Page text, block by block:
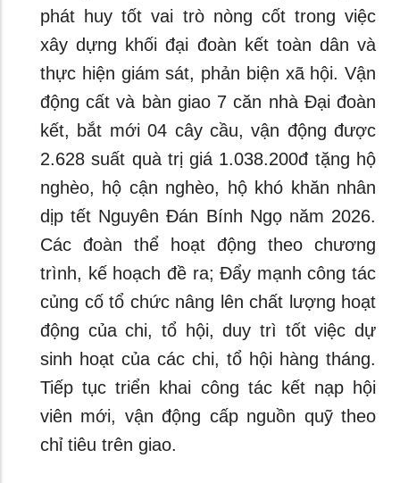
phát huy tốt vai trò nòng cốt trong việc
xây dựng khối đại đoàn kết toàn dân và
thực hiện giám sát, phản biện xã hội. Vận
động cất và bàn giao 7 căn nhà Đại đoàn
kết, bắt mới 04 cây cầu, vận động được
2.628 suất quà trị giá 1.038.200đ tặng hộ
nghèo, hộ cận nghèo, hộ khó khăn nhân
dịp tết Nguyên Đán Bính Ngọ năm 2026.
Các đoàn thể hoạt động theo chương
trình, kế hoạch đề ra; Đẩy mạnh công tác
củng cố tổ chức nâng lên chất lượng hoạt
động của chi, tổ hội, duy trì tốt việc dự
sinh hoạt của các chi, tổ hội hàng tháng.
Tiếp tục triển khai công tác kết nạp hội
viên mới, vận động cấp nguồn quỹ theo
chỉ tiêu trên giao.